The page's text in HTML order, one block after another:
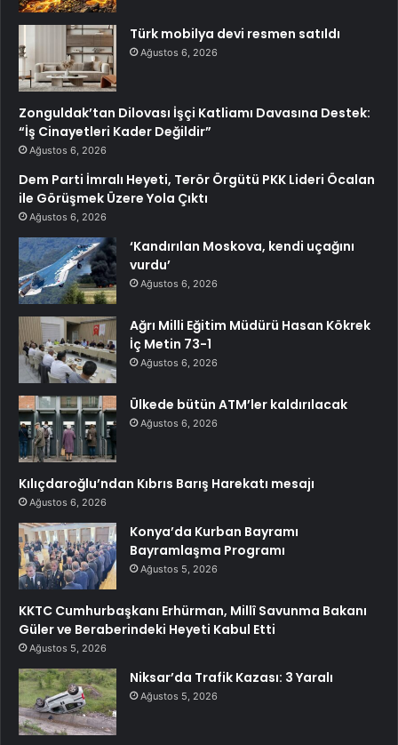
Türk mobilya devi resmen satıldı
Ağustos 6, 2026
Zonguldak’tan Dilovası İşçi Katliamı Davasına Destek:
“İş Cinayetleri Kader Değildir”
Ağustos 6, 2026
Dem Parti İmralı Heyeti, Terör Örgütü PKK Lideri Öcalan
ile Görüşmek Üzere Yola Çıktı
Ağustos 6, 2026
‘Kandırılan Moskova, kendi uçağını
vurdu’
Ağustos 6, 2026
Ağrı Milli Eğitim Müdürü Hasan Kökrek
İç Metin 73-1
Ağustos 6, 2026
Ülkede bütün ATM’ler kaldırılacak
Ağustos 6, 2026
Kılıçdaroğlu’ndan Kıbrıs Barış Harekatı mesajı
Ağustos 6, 2026
Konya’da Kurban Bayramı
Bayramlaşma Programı
Ağustos 5, 2026
KKTC Cumhurbaşkanı Erhürman, Millî Savunma Bakanı
Güler ve Beraberindeki Heyeti Kabul Etti
Ağustos 5, 2026
Niksar’da Trafik Kazası: 3 Yaralı
Ağustos 5, 2026